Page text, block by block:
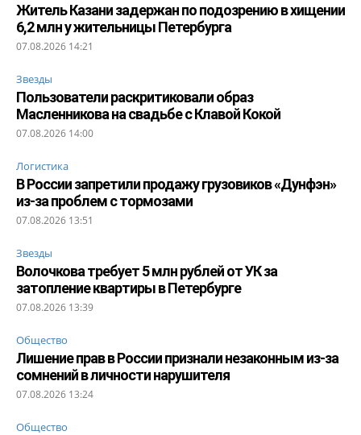
Житель Казани задержан по подозрению в хищении
6,2 млн у жительницы Петербурга
07.08.2026 14:21
Звезды
Пользователи раскритиковали образ
Масленникова на свадьбе с Клавой Кокой
07.08.2026 14:00
Логистика
В России запретили продажу грузовиков «Дунфэн»
из-за проблем с тормозами
07.08.2026 13:51
Звезды
Волочкова требует 5 млн рублей от УК за
затопление квартиры в Петербурге
07.08.2026 13:39
Общество
Лишение прав в России признали незаконным из-за
сомнений в личности нарушителя
07.08.2026 13:24
Общество